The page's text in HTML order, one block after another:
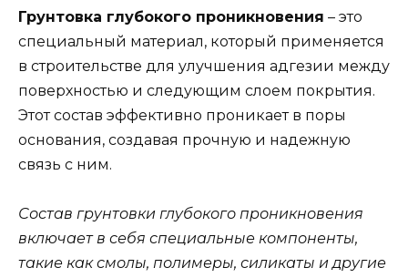
Грунтовка глубокого проникновения – это
специальный материал, который применяется
в строительстве для улучшения адгезии между
поверхностью и следующим слоем покрытия.
Этот состав эффективно проникает в поры
основания, создавая прочную и надежную
связь с ним.
Состав грунтовки глубокого проникновения
включает в себя специальные компоненты,
такие как смолы, полимеры, силикаты и другие